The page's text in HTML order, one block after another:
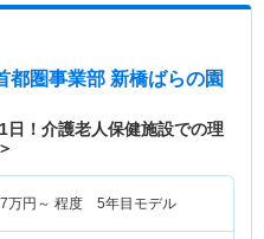
都圏事業部 新橋ばらの園
！介護老人保健施設での理
万円～ 程度 5年目モデル